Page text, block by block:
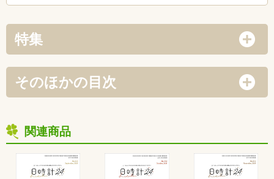
特集
そのほかの目次
関連商品